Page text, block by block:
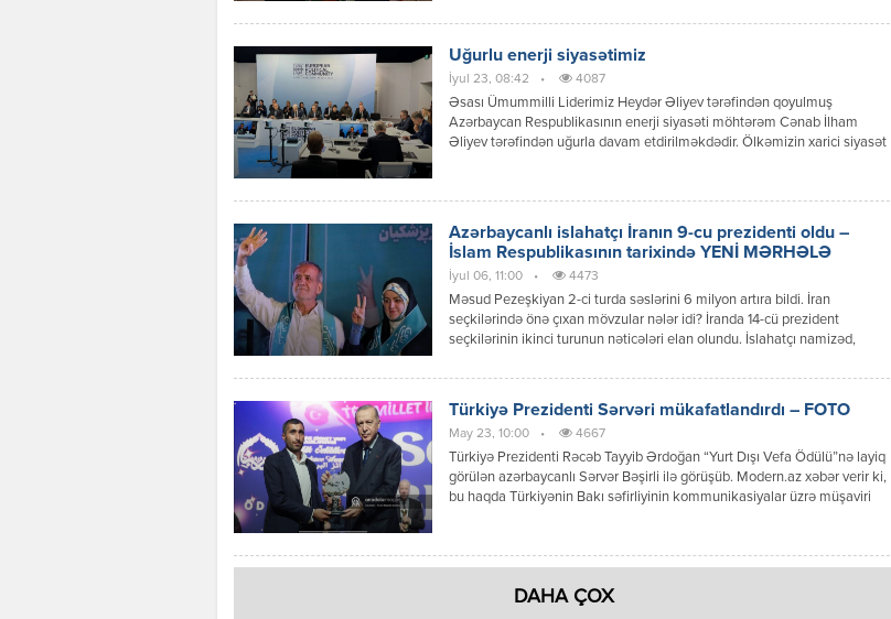
perspektivlərinə dair fikir mübadiləsi aparılıb. Qeyd edək ki, Rusiya
Uğurlu enerji siyasətimiz
İyul 23, 08:42 • 4087
Əsası Ümummilli Liderimiz Heydər Əliyev tərəfindən qoyulmuş
Azərbaycan Respublikasının enerji siyasəti möhtərəm Cənab İlham
Əliyev tərəfindən uğurla davam etdirilməkdədir. Ölkəmizin xarici siyasət
imkan yaradır. Müzəffər Ali Baş Komandan Cənab İlham Əliyev bütün
beynəlxalq toplantılarda və Forumlarda bu istiqamətdə planlı, […]
Azərbaycanlı islahatçı İranın 9-cu prezidenti oldu –
İslam Respublikasının tarixində YENİ MƏRHƏLƏ
İyul 06, 11:00 • 4473
Məsud Pezeşkiyan 2-ci turda səslərini 6 milyon artıra bildi. İran
seçkilərində önə çıxan mövzular nələr idi? İranda 14-cü prezident
seçkilərinin ikinci turunun nəticələri elan olundu. İslahatçı namizəd,
seçilib. Mərkəzi Seçki Komissiyasının açıqladığı yekun nəticələrə əsasən
yeganə rəqibi, […]
Türkiyə Prezidenti Sərvəri mükafatlandırdı – FOTO
May 23, 10:00 • 4667
Türkiyə Prezidenti Rəcəb Tayyib Ərdoğan “Yurt Dışı Vefa Ödülü”nə layiq
görülən azərbaycanlı Sərvər Bəşirli ilə görüşüb. Modern.az xəbər verir ki,
bu haqda Türkiyənin Bakı səfirliyinin kommunikasiyalar üzrə müşaviri
görülən, Türkiyənin yaşadığı “əsrin fəlakəti”ndən dərhal sonra maşınına
DAHA ÇOX